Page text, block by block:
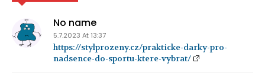
No name
5.7.2023 At 13:37
https://stylprozeny.cz/prakticke-darky-pro-
nadsence-do-sportu-ktere-vybrat/